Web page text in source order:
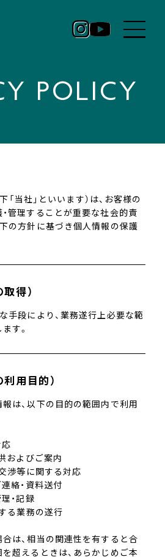
ABOUT
について
BUSINESS
事業内容
採用情報
幹部候補向け
お問い合わせ
POLICY
当社」といいます）は、お客様の
管理することが重要な社会的責
の方針に基づき個人情報の保護
得）
手段により、業務遂行上必要な範
す。
用目的）
は、以下の目的の範囲内で利用
およびご案内
渉等に関する対応
絡・資料送付
・記録
る業務の遂行
は、相当の関連性を有すると合
超えるときは、あらかじめご本